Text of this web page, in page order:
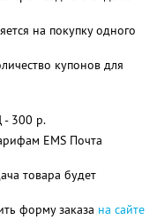
на покупку одного
купонов для
- 300 р.
EMS Почта
товара будет
форму заказа на сайте